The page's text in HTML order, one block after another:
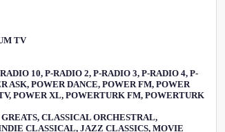
TV
10, P-RADIO 2, P-RADIO 3, P-RADIO 4, P-
ASK, POWER DANCE, POWER FM, POWER
POWER XL, POWERTURK FM, POWERTURK
CLASSICAL ORCHESTRAL,
CLASSICAL, JAZZ CLASSICS, MOVIE